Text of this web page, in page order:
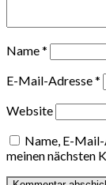
Name*
E-Mail-Adresse*
Website
Name, E-
meinen nächsten